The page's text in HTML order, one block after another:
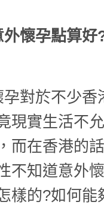
懷孕點算
對於不少
現實生活不
而在香港的
不知道意外
樣的?如何